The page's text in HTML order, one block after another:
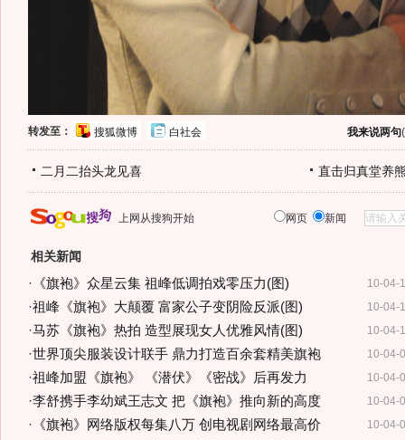
转发至： 搜狐微博 白社会 我来说两句(
二月二抬头龙见喜 直击归真堂养
上网从搜狗开始 网页 新闻
相关新闻
10-04-
· 《旗袍》众星云集 祖峰低调拍戏零压力(图)
10-04-
·祖峰《旗袍》大颠覆 富家公子变阴险反派(图)
10-04-
·马苏《旗袍》热拍 造型展现女人优雅风情(图)
10-04-
·世界顶尖服装设计联手 鼎力打造百余套精美旗袍
10-04-
·祖峰加盟《旗袍》 《潜伏》《密战》后再发力
10-04-
·李舒携手李幼斌王志文 把《旗袍》推向新的高度
10-04-
· 《旗袍》网络版权每集八万 创电视剧网络最高价